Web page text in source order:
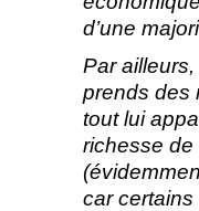
d’une
Par
prends des
tout lui
richesse de
car